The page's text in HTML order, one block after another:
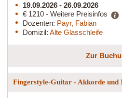
19.09.2026 - 26.09.2026
€ 1210 - Weitere Preisinfos
Dozenten: Payr, Fabian
Domizil: Alte Glasschleife
Zur
Fingerstyle-Guitar - Akkorde und